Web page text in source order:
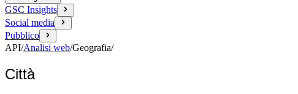
GSC Insights
Social media
Pubblico
API/Analisi web/Geografia/
Città